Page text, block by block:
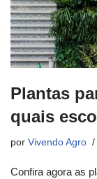
Plantas
quais
por Vivendo Agro
Confira agora as